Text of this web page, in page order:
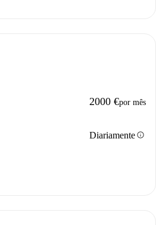
2000 €por mês
Diariamenteinfo